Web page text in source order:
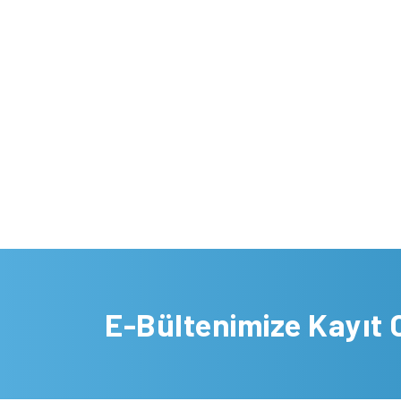
E-Bültenimize Kayıt